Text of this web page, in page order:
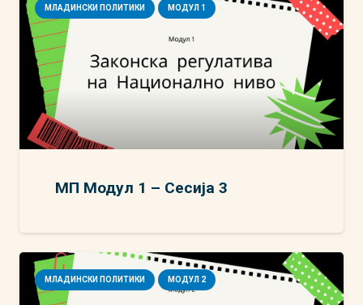
МЛАДИНСКИ ПОЛИТИКИ МОДУЛ 1
МП Модул 1 – Сесија 3
МЛАДИНСКИ ПОЛИТИКИ МОДУЛ 2